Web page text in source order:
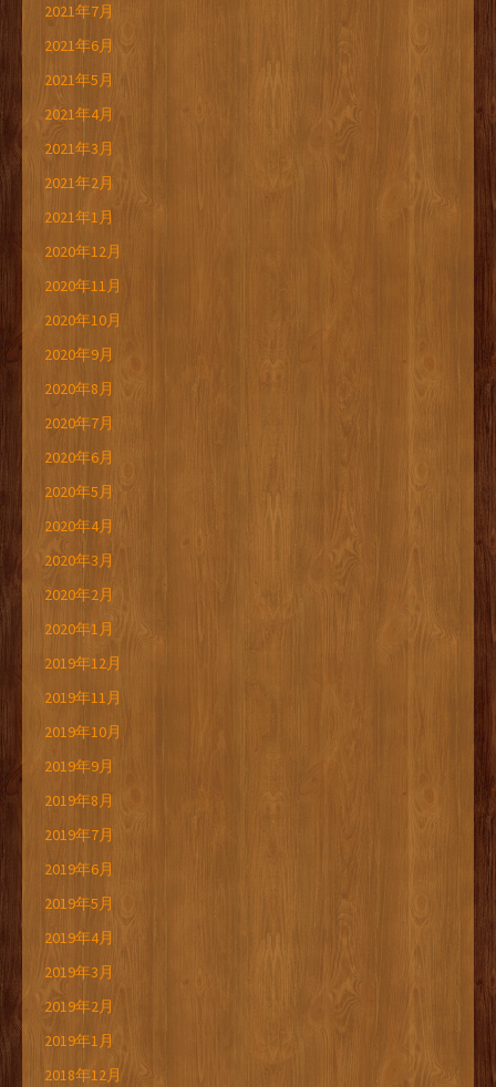
2021年7月
2021年6月
2021年5月
2021年4月
2021年3月
2021年2月
2021年1月
2020年12月
2020年11月
2020年10月
2020年9月
2020年8月
2020年7月
2020年6月
2020年5月
2020年4月
2020年3月
2020年2月
2020年1月
2019年12月
2019年11月
2019年10月
2019年9月
2019年8月
2019年7月
2019年6月
2019年5月
2019年4月
2019年3月
2019年2月
2019年1月
2018年12月